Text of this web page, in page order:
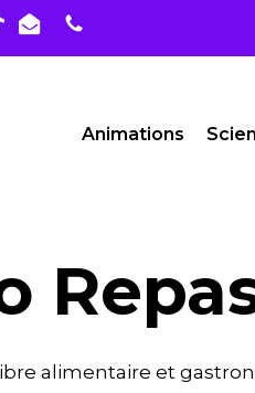
Animations
alimentaire et